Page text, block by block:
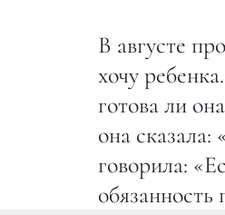
В августе
хочу
готова ли
она
говорила:
обязанность